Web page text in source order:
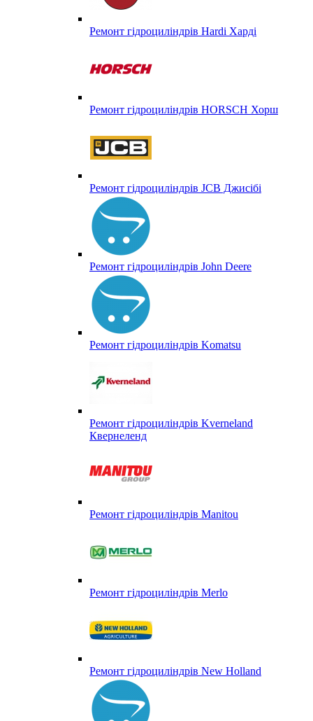
Ремонт гідроциліндрів Hardi Харді
Ремонт гідроциліндрів HORSCH Хорш
Ремонт гідроциліндрів JCB Джисібі
Ремонт гідроциліндрів John Deere
Ремонт гідроциліндрів Komatsu
Ремонт гідроциліндрів Kverneland
Квернеленд
Ремонт гідроциліндрів Manitou
Ремонт гідроциліндрів Merlo
Ремонт гідроциліндрів New Holland